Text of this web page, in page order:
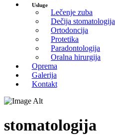
Usluge
Lečenje zuba
Dečija stomatologija
Ortodoncija
Protetika
Paradontologija
Oralna hirurgija
Oprema
Galerija
Kontakt
stomatologija